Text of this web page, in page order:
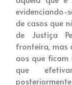
evidenciando-
de casos que
de Justiça
fronteira, mas
aos que ficam
que